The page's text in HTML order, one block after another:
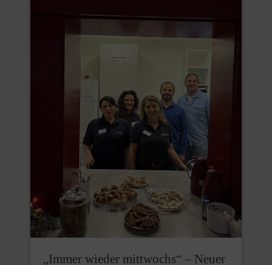
,,Immer wieder mittwochs“ – Neuer